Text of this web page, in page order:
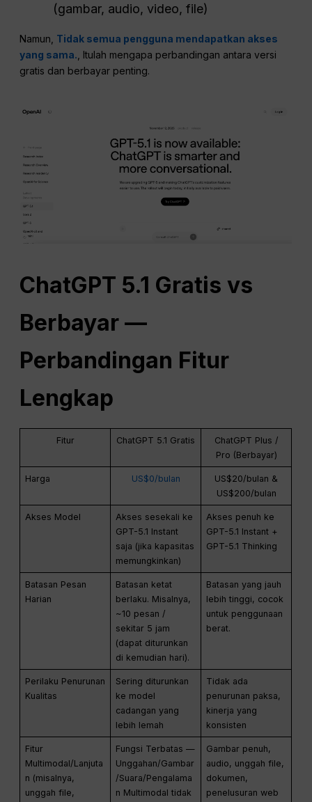
(gambar, audio, video, file)
Namun, Tidak semua pengguna mendapatkan akses
yang sama., Itulah mengapa perbandingan antara versi
gratis dan berbayar penting.
ChatGPT 5.1 Gratis vs
Berbayar —
Perbandingan Fitur
Lengkap
Fitur ChatGPT 5.1 Gratis
ChatGPT Plus /
Pro (Berbayar)
Harga US$0/bulan
US$20/bulan &
US$200/bulan
Akses Model
Akses sesekali ke
GPT-5.1 Instant
saja (jika kapasitas
memungkinkan)
Akses penuh ke
GPT-5.1 Instant +
GPT-5.1 Thinking
Batasan Pesan
Harian
Batasan ketat
berlaku. Misalnya,
~10 pesan /
sekitar 5 jam
(dapat diturunkan
di kemudian hari).
Batasan yang jauh
lebih tinggi, cocok
untuk penggunaan
berat.
Perilaku Penurunan
Kualitas
Sering diturunkan
ke model
cadangan yang
lebih lemah
Tidak ada
penurunan paksa,
kinerja yang
konsisten
Fitur
Multimodal/Lanjuta
n (misalnya,
unggah file,
Fungsi Terbatas —
Unggahan/Gambar
/Suara/Pengalama
n Multimodal tidak
Gambar penuh,
audio, unggah file,
dokumen,
penelusuran web